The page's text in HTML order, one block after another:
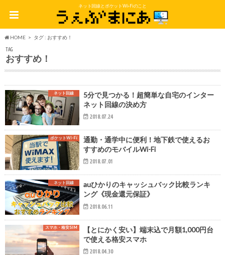
ネット回線とポケットWi-Fiのこと
HOME タグ : おすすめ！
TAG
おすすめ！
ネット回線
5分で見つかる！超簡単な自宅のインター
ネット回線の決め方
2018.07.24
ポケットWi-Fi
通勤・通学中に便利！地下鉄で使えるお
すすめのモバイルWi-Fi
2018.07.01
ネット回線
auひかりのキャッシュバック比較ランキ
ング《現金還元保証》
2018.06.11
スマホ・格安SIM
【とにかく安い】端末込で月額1,000円台
で使える格安スマホ
2018.04.30